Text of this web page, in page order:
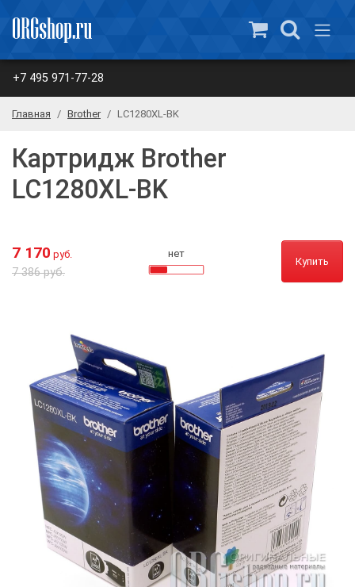
+7 495 971-77-28
Главная Brother LC1280XL-BK
Картридж Brother
LC1280XL-BK
7 170 руб.
7 386 руб.
нет
Купить